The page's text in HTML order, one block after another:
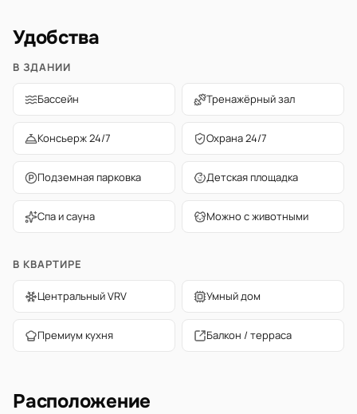
Удобства
В ЗДАНИИ
Бассейн Тренажёрный зал
Консьерж 24/7 Охрана 24/7
Подземная парковка Детская площадка
Спа и сауна Можно с животными
В КВАРТИРЕ
Центральный VRV Умный дом
Премиум кухня Балкон / терраса
Расположение